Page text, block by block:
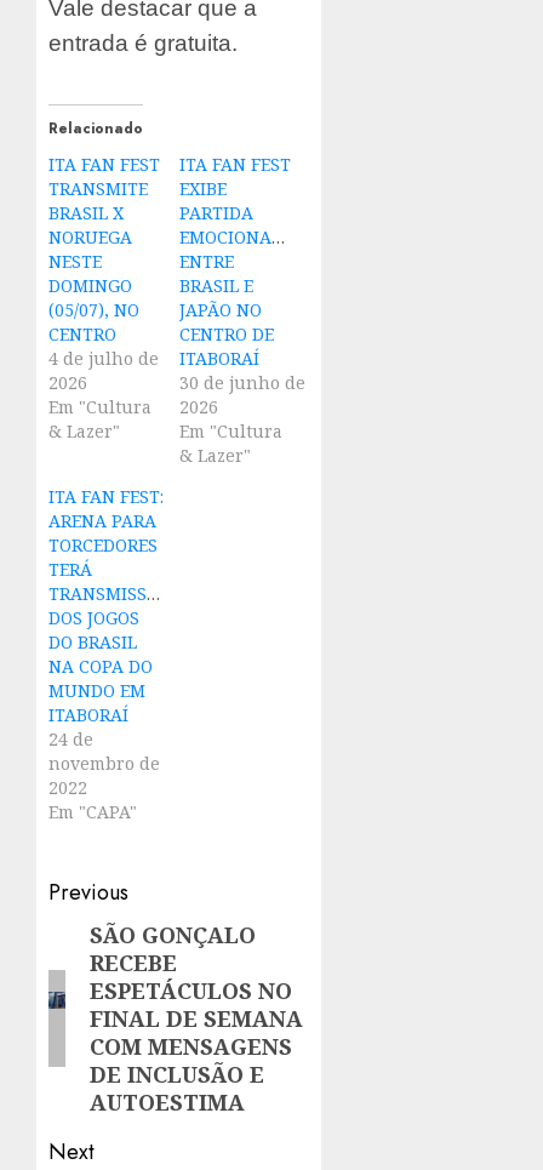
Vale destacar que a
entrada é gratuita.
Relacionado
ITA FAN FEST
TRANSMITE
BRASIL X
NORUEGA
NESTE
DOMINGO
(05/07), NO
CENTRO
4 de julho de
2026
Em "Cultura
& Lazer"
ITA FAN FEST
EXIBE
PARTIDA
EMOCIONANTE
ENTRE
BRASIL E
JAPÃO NO
CENTRO DE
ITABORAÍ
30 de junho de
2026
Em "Cultura
& Lazer"
ITA FAN FEST:
ARENA PARA
TORCEDORES
TERÁ
TRANSMISSÃO
DOS JOGOS
DO BRASIL
NA COPA DO
MUNDO EM
ITABORAÍ
24 de
novembro de
2022
Em "CAPA"
Post
navigation
Previous
Previous
post:
SÃO GONÇALO
RECEBE
ESPETÁCULOS NO
FINAL DE SEMANA
COM MENSAGENS
DE INCLUSÃO E
AUTOESTIMA
Next